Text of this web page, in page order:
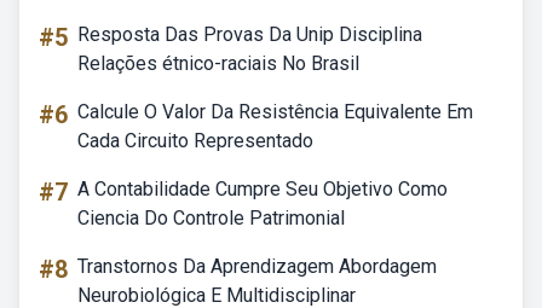
#5 Resposta Das Provas Da Unip Disciplina
Relações étnico-raciais No Brasil
#6 Calcule O Valor Da Resistência Equivalente Em
Cada Circuito Representado
#7 A Contabilidade Cumpre Seu Objetivo Como
Ciencia Do Controle Patrimonial
#8 Transtornos Da Aprendizagem Abordagem
Neurobiológica E Multidisciplinar